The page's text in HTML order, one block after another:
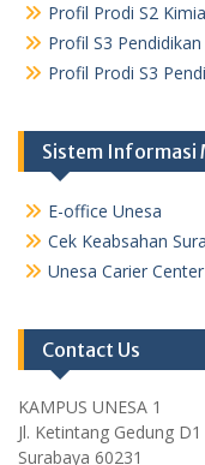
Profil Prodi S2 Kimia
Profil S3
Profil Prodi S3
Sistem Informasi
E-office Unesa
Cek Keabsahan
Unesa Carier Center
Contact Us
KAMPUS UNESA 1
Jl. Ketintang Gedung D1
Surabaya 60231